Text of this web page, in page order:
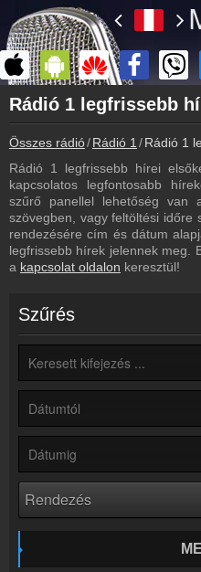
Főoldal
myonlineradio.hu
Rádió 1
Vissza a Rádió 1 oldalára
Bejelentkezés
Hozz létre saját fiókot!
Most szól
Tudd meg mi szólt eddig
Frekvenciák
Műsorújság
Webkamera
Kapcsolat
Írj nekünk!
Rádió 1 legfrissebb
Összes rádió Rádió 1
Rádió 1
Rádió 1 legfrissebb hírei
kapcsolatos legfontosabb
szűrő panellel lehetőség van
szövegben, vagy feltöltési
rendezésére cím és dátum
legfrissebb hírek jelennek meg.
a kapcsolat oldalon keresztül!
Szűrés